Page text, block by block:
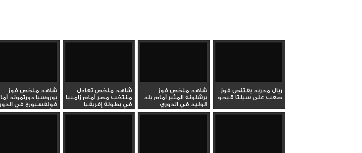
ريال مدريد يقتنص فوز
صعب على سيلتا قيجو
شاهد ملخص فوز
برشلونة المثير أمام بلد
الوليد في الدوري
الإسباني...
شاهد ملخص تعادل
منتخب مصر أمام زامبيا
في بطولة إفريقيا
للشباب
شاهد ملخص فوز
بوروسيا دورتموند
فولفسبورج في
الألماني...